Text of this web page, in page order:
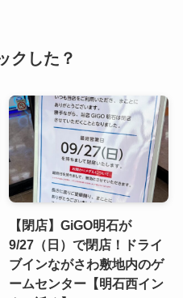
クした？
【閉店】GiGO明石が
9/27（日）で閉店！ドライ
ブインながさわ敷地内のゲ
ームセンター【明石西イン